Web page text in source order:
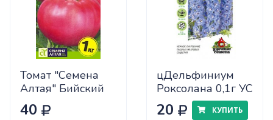
Томат "Семена
Алтая" Бийский
Розан 0,05
40
цДельфиниум
Роксолана 0,1г УС
20 КУПИТЬ